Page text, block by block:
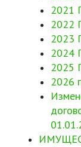
2021
2022
2023
2024
2025
2026